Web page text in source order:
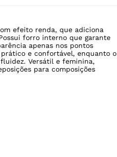
efeito renda, que adiciona
forro interno que garante
apenas nos pontos
e confortável, enquanto o
Versátil e feminina,
para composições